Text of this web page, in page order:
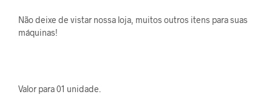
Não deixe de vistar nossa loja, muitos outros itens para suas
máquinas!
Valor para 01 unidade.